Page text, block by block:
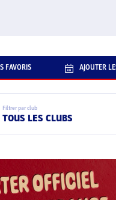
FAVORIS AJOUTER
Filtrer par club
TOUS LES CLUBS